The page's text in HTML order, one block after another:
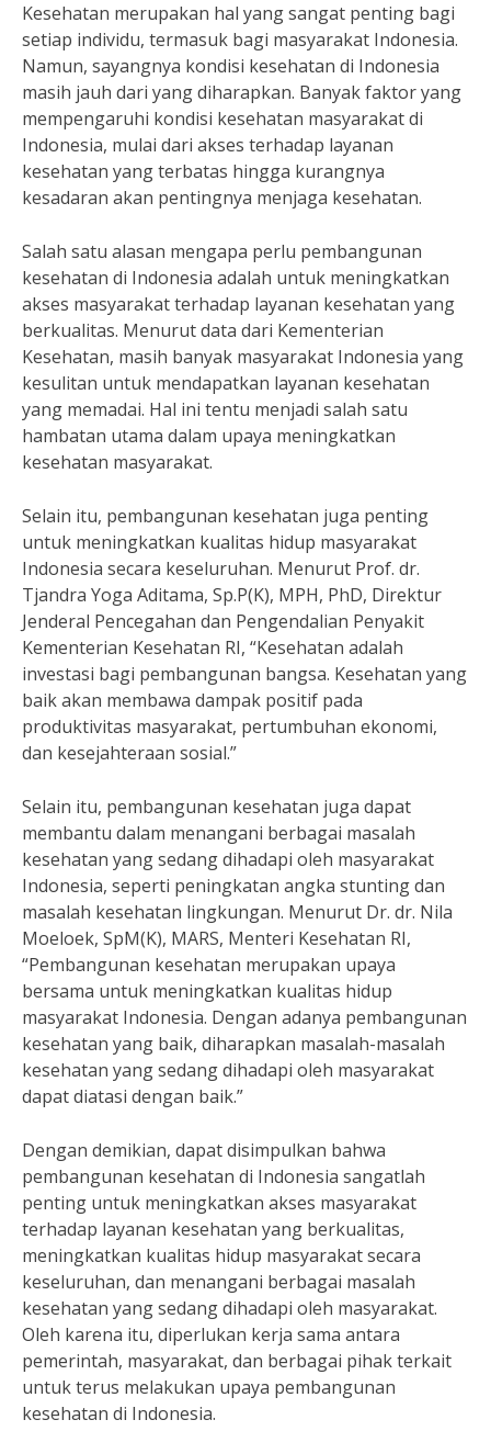
Kesehatan merupakan hal yang sangat penting bagi
setiap individu, termasuk bagi masyarakat Indonesia.
Namun, sayangnya kondisi kesehatan di Indonesia
masih jauh dari yang diharapkan. Banyak faktor yang
mempengaruhi kondisi kesehatan masyarakat di
Indonesia, mulai dari akses terhadap layanan
kesehatan yang terbatas hingga kurangnya
kesadaran akan pentingnya menjaga kesehatan.
Salah satu alasan mengapa perlu pembangunan
kesehatan di Indonesia adalah untuk meningkatkan
akses masyarakat terhadap layanan kesehatan yang
berkualitas. Menurut data dari Kementerian
Kesehatan, masih banyak masyarakat Indonesia yang
kesulitan untuk mendapatkan layanan kesehatan
yang memadai. Hal ini tentu menjadi salah satu
hambatan utama dalam upaya meningkatkan
kesehatan masyarakat.
Selain itu, pembangunan kesehatan juga penting
untuk meningkatkan kualitas hidup masyarakat
Indonesia secara keseluruhan. Menurut Prof. dr.
Tjandra Yoga Aditama, Sp.P(K), MPH, PhD, Direktur
Jenderal Pencegahan dan Pengendalian Penyakit
Kementerian Kesehatan RI, “Kesehatan adalah
investasi bagi pembangunan bangsa. Kesehatan yang
baik akan membawa dampak positif pada
produktivitas masyarakat, pertumbuhan ekonomi,
dan kesejahteraan sosial.”
Selain itu, pembangunan kesehatan juga dapat
membantu dalam menangani berbagai masalah
kesehatan yang sedang dihadapi oleh masyarakat
Indonesia, seperti peningkatan angka stunting dan
masalah kesehatan lingkungan. Menurut Dr. dr. Nila
Moeloek, SpM(K), MARS, Menteri Kesehatan RI,
“Pembangunan kesehatan merupakan upaya
bersama untuk meningkatkan kualitas hidup
masyarakat Indonesia. Dengan adanya pembangunan
kesehatan yang baik, diharapkan masalah-masalah
kesehatan yang sedang dihadapi oleh masyarakat
dapat diatasi dengan baik.”
Dengan demikian, dapat disimpulkan bahwa
pembangunan kesehatan di Indonesia sangatlah
penting untuk meningkatkan akses masyarakat
terhadap layanan kesehatan yang berkualitas,
meningkatkan kualitas hidup masyarakat secara
keseluruhan, dan menangani berbagai masalah
kesehatan yang sedang dihadapi oleh masyarakat.
Oleh karena itu, diperlukan kerja sama antara
pemerintah, masyarakat, dan berbagai pihak terkait
untuk terus melakukan upaya pembangunan
kesehatan di Indonesia.